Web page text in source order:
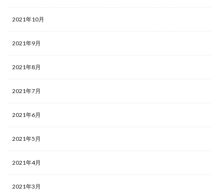
2021年10月
2021年9月
2021年8月
2021年7月
2021年6月
2021年5月
2021年4月
2021年3月